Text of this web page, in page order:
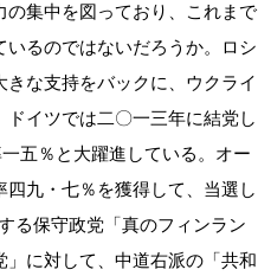
集中を図っており、これまで
るのではないだろうか。ロシ
な支持をバックに、ウクライ
イツでは二〇一三年に結党し
五％と大躍進している。オー
九・七％を獲得して、当選し
る保守政党「真のフィンラン
に対して、中道右派の「共和